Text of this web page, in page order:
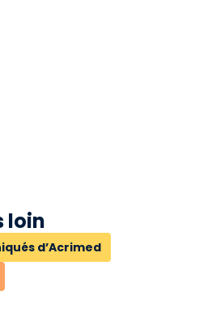
loin
d’Acrimed